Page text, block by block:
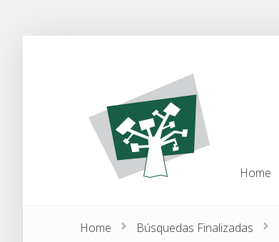
Home
Home Búsquedas Finalizadas